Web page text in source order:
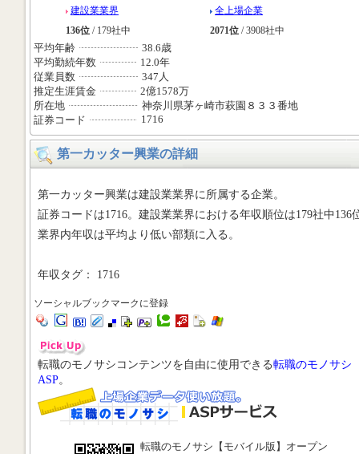
建設業業界
136位 / 179社中
全上場企業
2071位 / 3908社中
平均年齢
38.6歳
平均勤続年数
12.0年
従業員数
347人
推定生涯賃金
2億1578万
所在地
神奈川県茅ヶ崎市萩園８３３番地
証券コード
1716
第一カッター興業の詳細
第一カッター興業は建設業業界に所属する企業。
証券コードは1716。建設業業界における年収順位は179社中136
業界内年収は平均より低い部類に入る。
年収タグ： 1716
ソーシャルブックマークに登録
転職のモノサシコンテンツを自由に使用できる転職のモノサシ
ASP。
転職のモノサシ【モバイル版】オープン